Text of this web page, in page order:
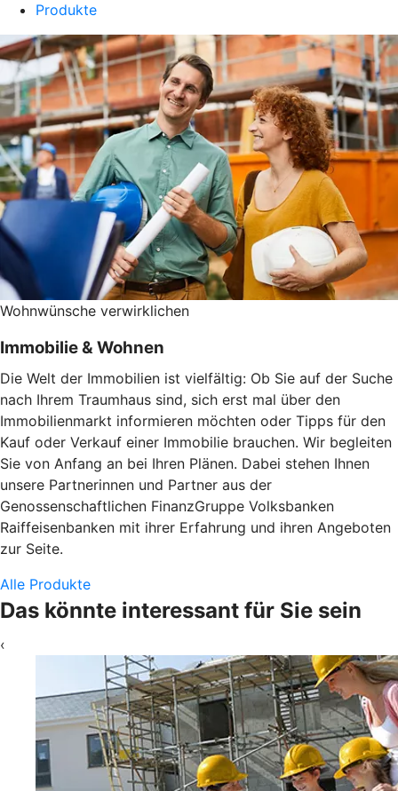
Produkte
Wohnwünsche verwirklichen
Immobilie & Wohnen
Die Welt der Immobilien ist vielfältig: Ob Sie auf der Suche
nach Ihrem Traumhaus sind, sich erst mal über den
Immobilienmarkt informieren möchten oder Tipps für den
Kauf oder Verkauf einer Immobilie brauchen. Wir begleiten
Sie von Anfang an bei Ihren Plänen. Dabei stehen Ihnen
unsere Partnerinnen und Partner aus der
Genossenschaftlichen FinanzGruppe Volksbanken
Raiffeisenbanken mit ihrer Erfahrung und ihren Angeboten
zur Seite.
Alle Produkte
Das könnte interessant für Sie sein
‹